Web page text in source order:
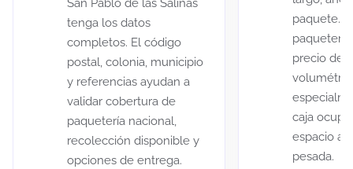
San Pablo de las Salinas
tenga los datos
completos. El código
postal, colonia, municipio
y referencias ayudan a
validar cobertura de
paquetería nacional,
recolección disponible y
opciones de entrega.
paquete.
precio de
caja
espacio
pesada.